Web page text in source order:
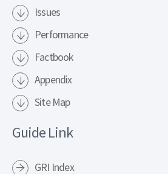
Issues
Performance
Factbook
Appendix
Site Map
Guide Link
GRI Index